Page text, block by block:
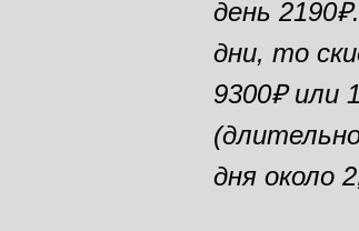
день
дни, то
9300₽ или
дня около